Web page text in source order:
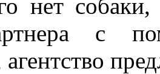
нет
с